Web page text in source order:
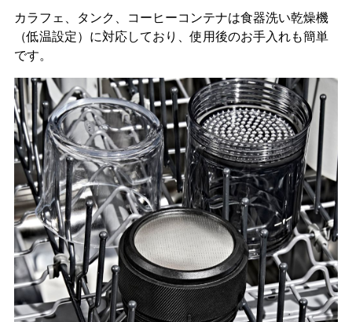
カラフェ、タンク、コーヒーコンテナは食器洗い乾燥機
（低温設定）に対応しており、使用後のお手入れも簡単
です。